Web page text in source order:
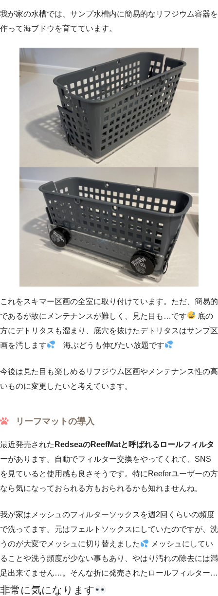
我が家の水槽では、サンプ水槽内に簡易的なリフジウム容器を
作って海ブドウを育てています。
これをスキマー区画の全室に取り付けています。ただ、簡易的
であるが故にメンテナンスが難しく、見た目も…です
底の
方にデトリタスも溜まり、底穴を抜けたデトリタスはサンプ区
画を汚します
海ぶどうも伸びたい放題です
今後は見た目も楽しめるリフジウム区画やメンテナンス性の高
いものに変更したいと考えています。
リーフマットの導入
最近発売された RedseaのReefMatと呼ばれるロールフィルタ
ーがあります。自動でフィルター交換をやってくれて、SNS
を見ていると使用感も良さそうです。特にReeferユーザーの方
なら気になっておられる方もおられるかも知れませんね。
我が家はメッシュのフィルターソックスを週2回くらいの頻度
で洗ってます。元はフェルトソックスにしていたのですが、洗
うのが大変でメッシュに切り替えました
メッシュにしてい
ることや洗う頻度が少ない事もあり、やはり汚れの除去には満
足出来てません…。そんな折に発売されたロールフィルター…
非常に気になります